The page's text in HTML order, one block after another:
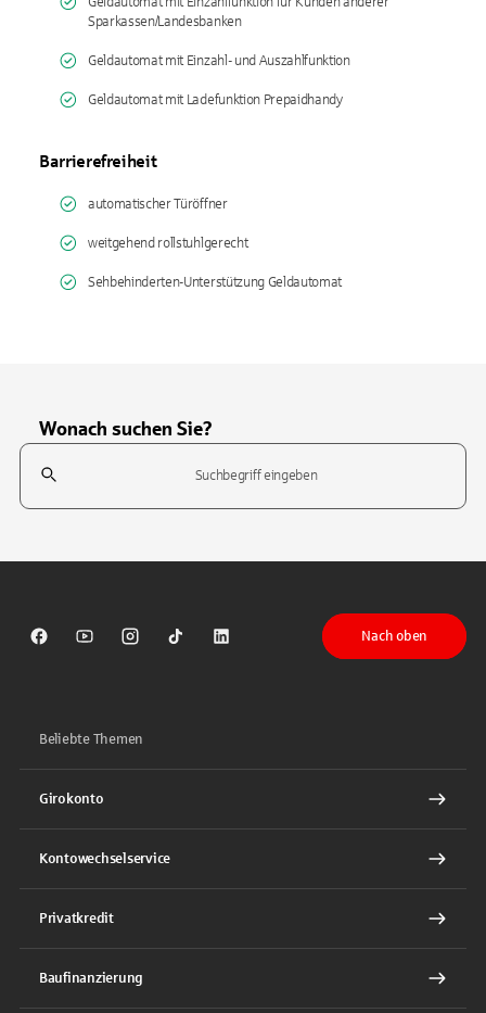
Sparkassen/Landesbanken
Geldautomat mit Einzahl- und Auszahlfunktion
Geldautomat mit Ladefunktion Prepaidhandy
Barrierefreiheit
automatischer Türöffner
weitgehend rollstuhlgerecht
Sehbehinderten-Unterstützung Geldautomat
Wonach suchen Sie?
Suchfeld
Sparkasse auf Facebook
Sparkasse auf Youtube
Sparkasse auf Instagram
Sparkasse auf TikTok
Sparkasse auf LinkedIn
Nach oben
Beliebte Themen
Girokonto
Kontowechselservice
Privatkredit
Baufinanzierung